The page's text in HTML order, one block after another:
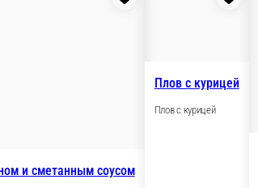
и сметанным соусом
Плов с курицей
Плов с курицей